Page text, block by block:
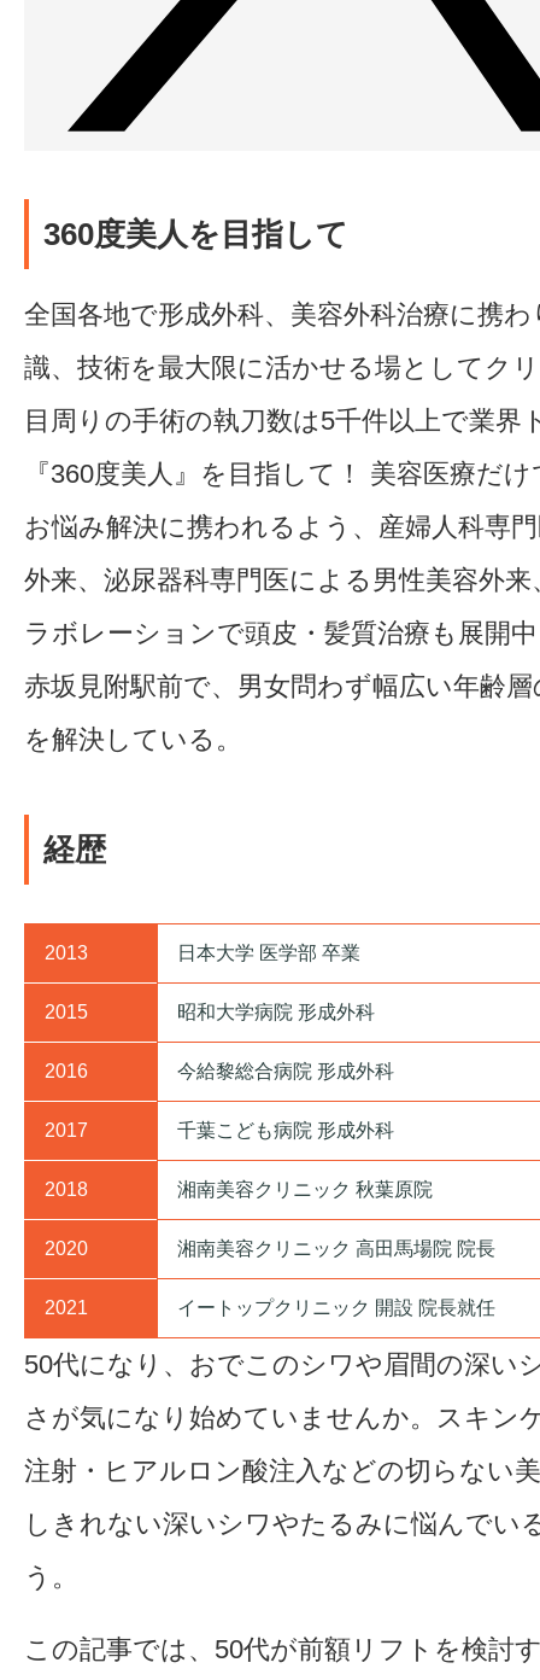
360度美人を目指して
全国各地で形成外科、美容外科治療に携
識、技術を最大限に活かせる場としてク
目周りの手術の執刀数は5千件以上で業界
『360度美人』を目指して！ 美容医療だ
お悩み解決に携われるよう、産婦人科専
外来、泌尿器科専門医による男性美容外
ラボレーションで頭皮・髪質治療も展開
赤坂見附駅前で、男女問わず幅広い年齢
を解決している。
経歴
2013 日本大学 医学部 卒業
2015 昭和大学病院 形成外科
2016 今給黎総合病院 形成外科
2017 千葉こども病院 形成外科
2018 湘南美容クリニック 秋葉原院
2020 湘南美容クリニック 高田馬場院 院長
2021 イートップクリニック 開設 院長就任
50代になり、おでこのシワや眉間の深い
さが気になり始めていませんか。スキン
注射・ヒアルロン酸注入などの切らない
しきれない深いシワやたるみに悩んでい
う。
この記事では、50代が前額リフトを検討